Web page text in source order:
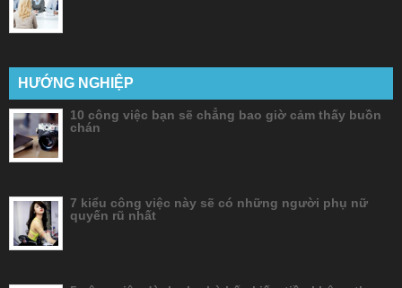
HƯỚNG NGHIỆP
10 công việc bạn sẽ chẳng bao giờ cảm thấy buồn
chán
7 kiểu công việc này sẽ có những người phụ nữ
quyến rũ nhất